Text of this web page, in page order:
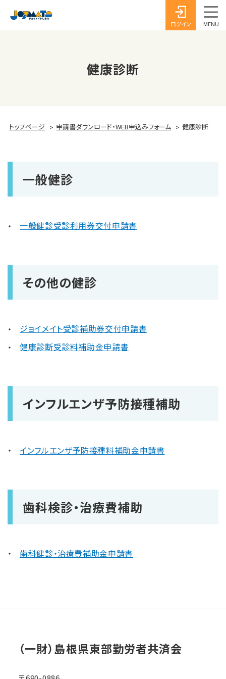
ログイン
健康診断
トップページ 申請書ダウンロード・WEB申込みフォーム 健康診断
一般健診
一般健診受診利用券交付申請書
その他の健診
ジョイメイト受診補助券交付申請書
健康診断受診料補助金申請書
インフルエンザ予防接種補助
インフルエンザ予防接種料補助金申請書
歯科検診・治療費補助
歯科健診・治療費補助金申請書
（⼀財）島根県東部勤労者共済会